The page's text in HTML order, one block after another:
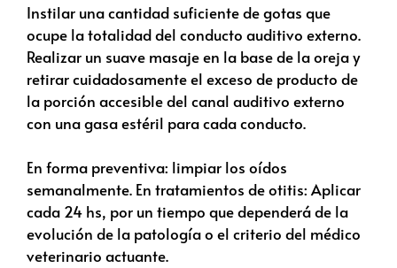
Instilar una cantidad suficiente de gotas que
ocupe la totalidad del conducto auditivo externo.
Realizar un suave masaje en la base de la oreja y
retirar cuidadosamente el exceso de producto de
la porción accesible del canal auditivo externo
con una gasa estéril para cada conducto.
En forma preventiva: limpiar los oídos
semanalmente. En tratamientos de otitis: Aplicar
cada 24 hs, por un tiempo que dependerá de la
evolución de la patología o el criterio del médico
veterinario actuante.